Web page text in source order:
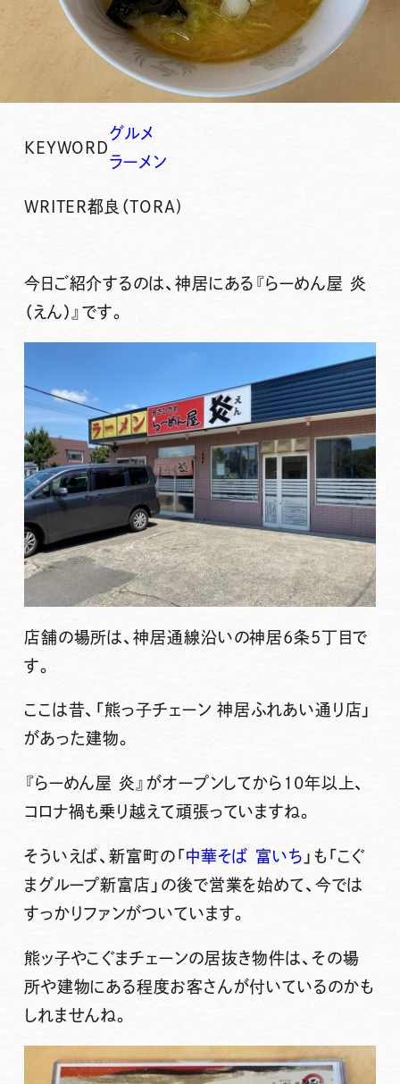
KEYWORD
グルメ
ラーメン
WRITER都良（TORA)
今日ご紹介するのは、神居にある 『らーめん屋 炎
（えん）』です。
店舗の場所は、神居通線沿いの神居6条5丁目で
す。
ここは昔、「熊っ子チェーン 神居ふれあい通り店」
があった建物。
『らーめん屋 炎』 がオープンしてから10年以上、
コロナ禍も乗り越えて頑張っていますね。
そういえば、新富町の「中華そば 富いち 」も「こぐ
まグループ新富店」の後で営業を始めて、今では
すっかりファンがついています。
熊ッ子やこぐまチェーンの居抜き物件は、その場
所や建物にある程度お客さんが付いているのかも
しれませんね。